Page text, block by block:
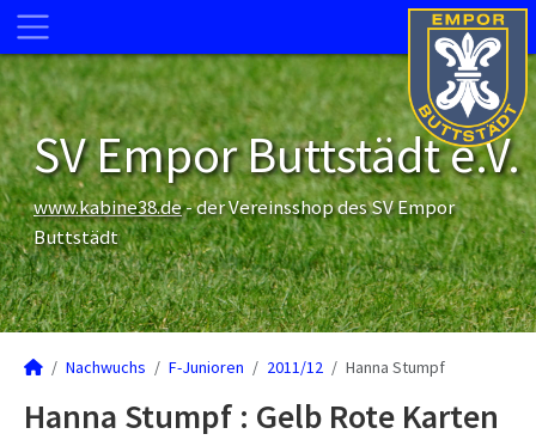
SV Empor Buttstädt e.V.
www.kabine38.de- der Vereinsshop des SV Empor
Buttstädt
Nachwuchs F-Junioren 2011/12 Hanna Stumpf
Hanna Stumpf : Gelb Rote Karten